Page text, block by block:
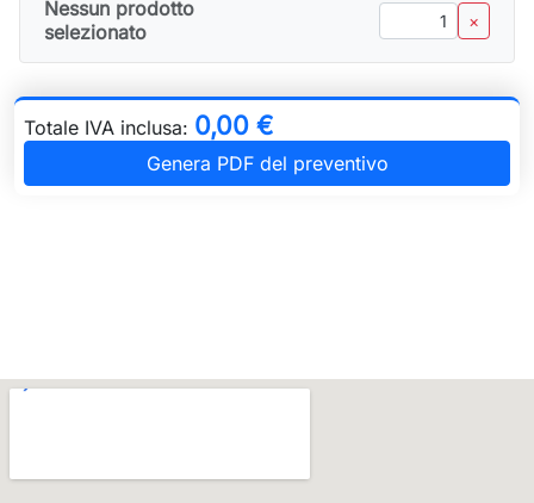
Nessun prodotto
selezionato
×
Totale IVA inclusa: 0,00 €
Genera PDF del preventivo